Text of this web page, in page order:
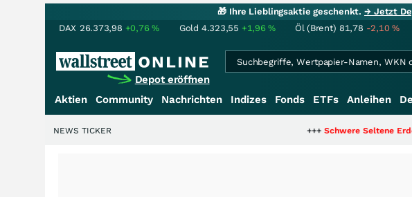
🎁 Ihre Lieblingsaktie geschenkt.→ Jetzt
DAX 26.373,98 +0,76% Gold 4.323,55 +1,96% Öl (Brent) 81,78 -2,10%
Depot eröffnen
Aktien Community Nachrichten Indizes Fonds ETFs Anleihen
Schwere Seltene Erden: Entsteht
NEWS TICKER